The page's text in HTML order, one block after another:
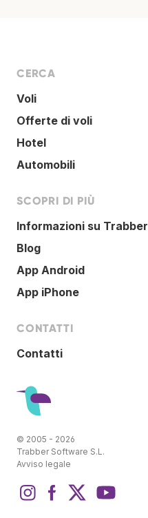
CERCA
Voli
Offerte di voli
Hotel
Automobili
SCOPRI DI PIÙ
Informazioni su Trabber
Blog
App Android
App iPhone
CONTATTI
Contatti
© 2005 - 2026
Trabber Software S.L.
Avviso legale